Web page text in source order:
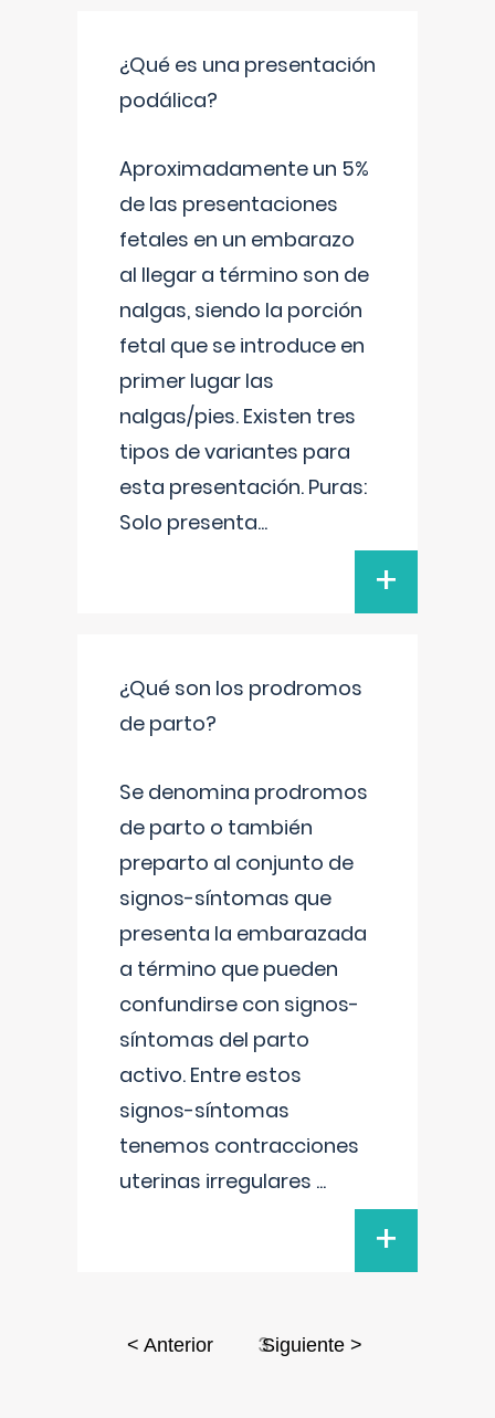
¿Qué es una presentación
podálica?
Aproximadamente un 5%
de las presentaciones
fetales en un embarazo
al llegar a término son de
nalgas, siendo la porción
fetal que se introduce en
primer lugar las
nalgas/pies. Existen tres
tipos de variantes para
esta presentación. Puras:
Solo presenta...
+
¿Qué son los prodromos
de parto?
Se denomina prodromos
de parto o también
preparto al conjunto de
signos-síntomas que
presenta la embarazada
a término que pueden
confundirse con signos-
síntomas del parto
activo. Entre estos
signos-síntomas
tenemos contracciones
uterinas irregulares ...
+
< Anterior 3Siguiente >